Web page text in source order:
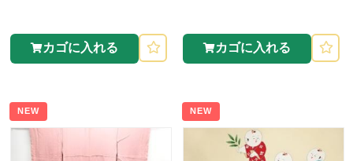
カゴに入れる カゴに入れる
NEW NEW